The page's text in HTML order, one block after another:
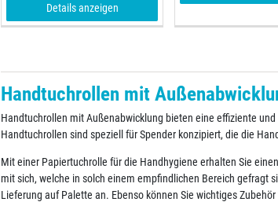
Details anzeigen
Handtuchrollen mit
Handtuchrollen mit Außenabwicklung bieten eine effiziente
Handtuchrollen sind speziell für Spender konzipiert, die die
Mit einer Papiertuchrolle für die Handhygiene erhalten Sie
mit sich, welche in solch einem empfindlichen Bereich gefragt
Lieferung auf Palette an. Ebenso können Sie wichtiges